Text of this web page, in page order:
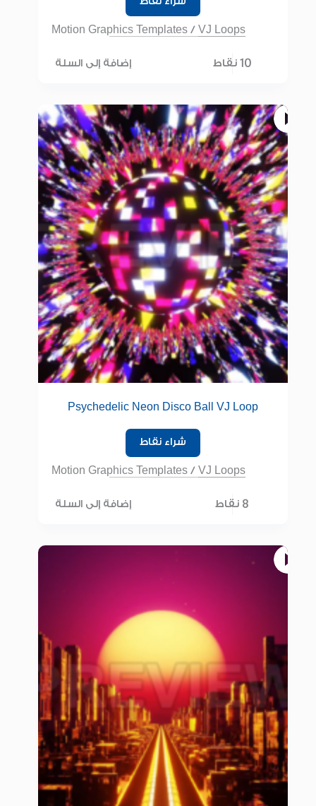
Motion Graphics Templates /VJ Loops
10 نقاط إضافة إلى السلة
Psychedelic Neon Disco Ball VJ Loop
شراء نقاط
Motion Graphics Templates /VJ Loops
8 نقاط إضافة إلى السلة